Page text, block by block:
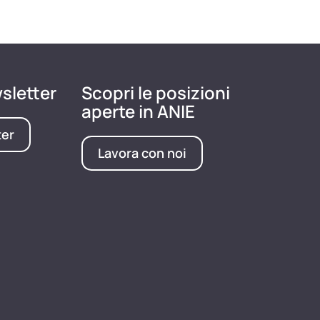
Scopri le posizioni
aperte in ANIE
Lavora con noi